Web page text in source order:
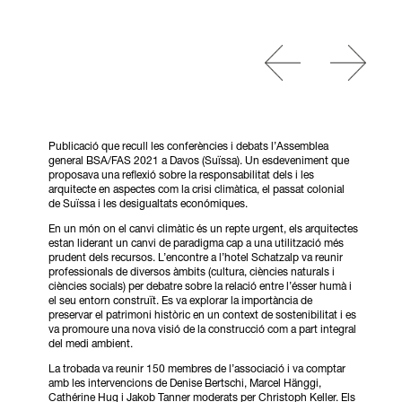
Publicació que recull les conferències i debats l’Assemblea
general BSA/FAS 2021 a Davos (Suïssa). Un esdeveniment que
proposava una reflexió sobre la responsabilitat dels i les
arquitecte en aspectes com la crisi climàtica, el passat colonial
de Suïssa i les desigualtats económiques.
En un món on el canvi climàtic és un repte urgent, els arquitectes
estan liderant un canvi de paradigma cap a una utilització més
prudent dels recursos. L’encontre a l’hotel Schatzalp va reunir
professionals de diversos àmbits (cultura, ciències naturals i
ciències socials) per debatre sobre la relació entre l’ésser humà i
el seu entorn construït. Es va explorar la importància de
preservar el patrimoni històric en un context de sostenibilitat i es
va promoure una nova visió de la construcció com a part integral
del medi ambient.
La trobada va reunir 150 membres de l’associació i va comptar
amb les intervencions de Denise Bertschi, Marcel Hänggi,
Cathérine Hug i Jakob Tanner moderats per Christoph Keller. Els